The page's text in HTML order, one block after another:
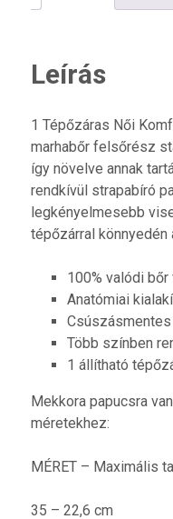
Leírás
1 Tépőzáras Női
marhabőr felsőrész
így növelve annak
rendkívül strapabíró
legkényelmesebb
tépőzárral
100% valódi
Anatómiai
Több színben
1 állítható
Mekkora papucsra
méretekhez:
MÉRET – Maximális
35 – 22,6 cm